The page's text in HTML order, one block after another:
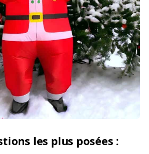
les plus posées :